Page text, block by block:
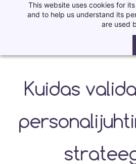
This website uses cookies for
and to help us understand its
are used
Kuidas